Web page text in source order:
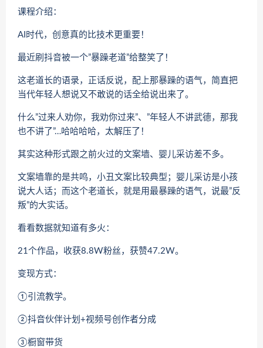
课程介绍：
AI时代，创意真的比技术更重要！
最近刷抖音被一个”暴躁老道”给整笑了！
这老道长的语录，正话反说，配上那暴躁的语气，简直把
当代年轻人想说又不敢说的话全给说出来了。
什么”过来人劝你，我劝你过来”、”年轻人不讲武德，那我
也不讲了”…哈哈哈哈，太解压了！
其实这种形式跟之前火过的文案墙、婴儿采访差不多。
文案墙靠的是共鸣，小丑文案比较典型；婴儿采访是小孩
说大人话；而这个老道长，就是用最暴躁的语气，说最”反
叛”的大实话。
看看数据就知道有多火：
21个作品，收获8.8W粉丝，获赞47.2W。
变现方式：
①引流教学。
②抖音伙伴计划+视频号创作者分成
③橱窗带货